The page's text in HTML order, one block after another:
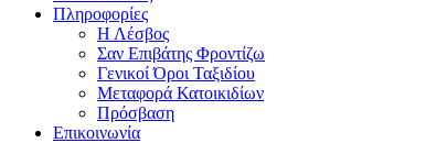
Πληροφορίες
Η Λέσβος
Σαν Επιβάτης Φροντίζω
Γενικοί Όροι Ταξιδίου
Μεταφορά Κατοικιδίων
Πρόσβαση
Επικοινωνία